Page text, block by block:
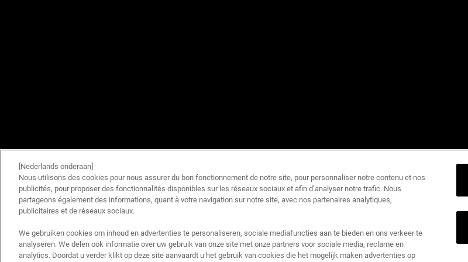
[Nederlands onderaan]
Nous utilisons des cookies pour nous assurer du bon fonctionnement de notre site, pour personnaliser notre contenu et nos
publicités, pour proposer des fonctionnalités disponibles sur les réseaux sociaux et afin d’analyser notre trafic. Nous
partageons également des informations, quant à votre navigation sur notre site, avec nos partenaires analytiques,
publicitaires et de réseaux sociaux.
We gebruiken cookies om inhoud en advertenties te personaliseren, sociale mediafuncties aan te bieden en ons verkeer te
analyseren. We delen ook informatie over uw gebruik van onze site met onze partners voor sociale media, reclame en
analytics. Doordat u verder klikt op deze site aanvaardt u het gebruik van cookies die het mogelijk maken advertenties op